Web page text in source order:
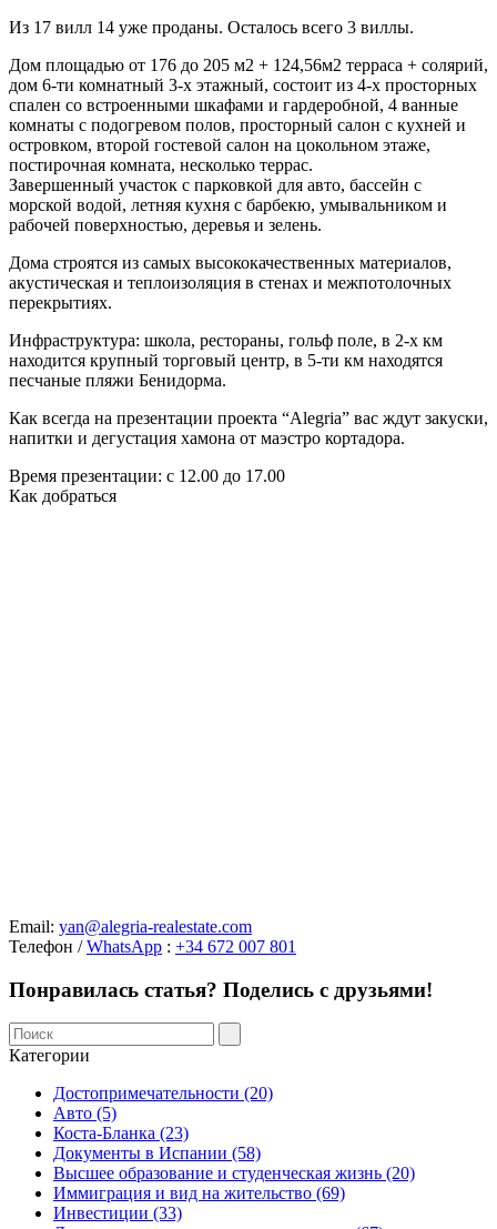
Из 17 вилл 14 уже проданы. Осталось всего 3 виллы.
Дом площадью от 176 до 205 м2 + 124,56м2 терраса + солярий,
дом 6-ти комнатный 3-х этажный, состоит из 4-х просторных
спален со встроенными шкафами и гардеробной, 4 ванные
комнаты с подогревом полов, просторный салон с кухней и
островком, второй гостевой салон на цокольном этаже,
постирочная комната, несколько террас.
Завершенный участок с парковкой для авто, бассейн с
морской водой, летняя кухня с барбекю, умывальником и
рабочей поверхностью, деревья и зелень.
Дома строятся из самых высококачественных материалов,
акустическая и теплоизоляция в стенах и межпотолочных
перекрытиях.
Инфраструктура: школа, рестораны, гольф поле, в 2-х км
находится крупный торговый центр, в 5-ти км находятся
песчаные пляжи Бенидорма.
Как всегда на презентации проекта “Alegria” вас ждут закуски,
напитки и дегустация хамона от маэстро кортадора.
Время презентации: с 12.00 до 17.00
Как добраться
Email: yan@alegria-realestate.com
Телефон /WhatsApp : +34 672 007 801
Понравилась статья? Поделись с друзьями!
Категории
Достопримечательности (20)
Авто (5)
Коста-Бланка (23)
Документы в Испании (58)
Высшее образование и студенческая жизнь (20)
Иммиграция и вид на жительство (69)
Инвестиции (33)